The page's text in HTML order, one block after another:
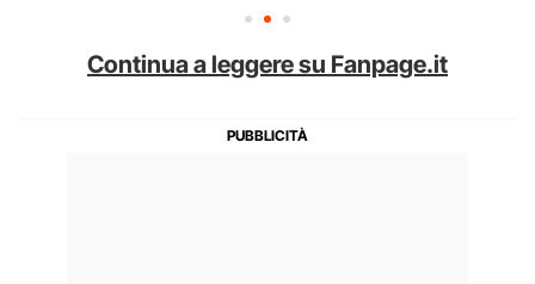
Continua a leggere su Fanpage.it